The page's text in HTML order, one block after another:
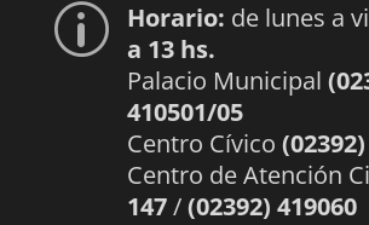
p Horario: de lunes a
a 13 hs.
Palacio Municipal
410501/05
Centro Cívico
Centro de Atención
147/(02392) 419060